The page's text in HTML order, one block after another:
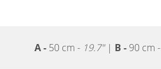
A - 50 cm - 19.7"| B - 90 cm -